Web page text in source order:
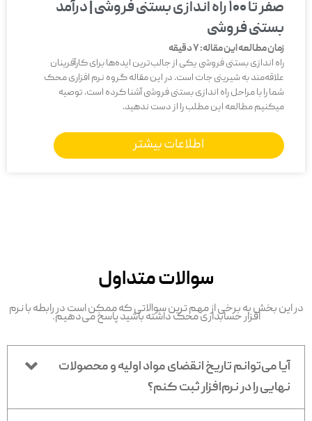
صفر تا 100 راه اندازی بستنی فروشی | درآمد
بستنی فروشی
زمان مطالعه این مقاله:7دقیقه
راه اندازی بستنی فروشی یکی از جالب‌ترین ایده‌ها برای کارآفرینان
علاقه‌مند به شیرینی جات است. در این مقاله گروه نرم افزاری محک
شما را با مراحل راه اندازی بستنی فروشی آشنا کرده است. توصیه
میکنیم مطالعه این مطلب را از دست ندهید.
اطلاعات بیشتر
سوالات متداول
در این بخش به برخی از مهم ترین سوالاتی که ممکن است در رابطه با نرم
افزار حسابداری محک داشته باشید پاسخ می‌دهیم.
آیا می‌توانم تاریخ انقضای مواد اولیه و محصولات
نهایی را در نرم‌افزار ثبت کنم؟